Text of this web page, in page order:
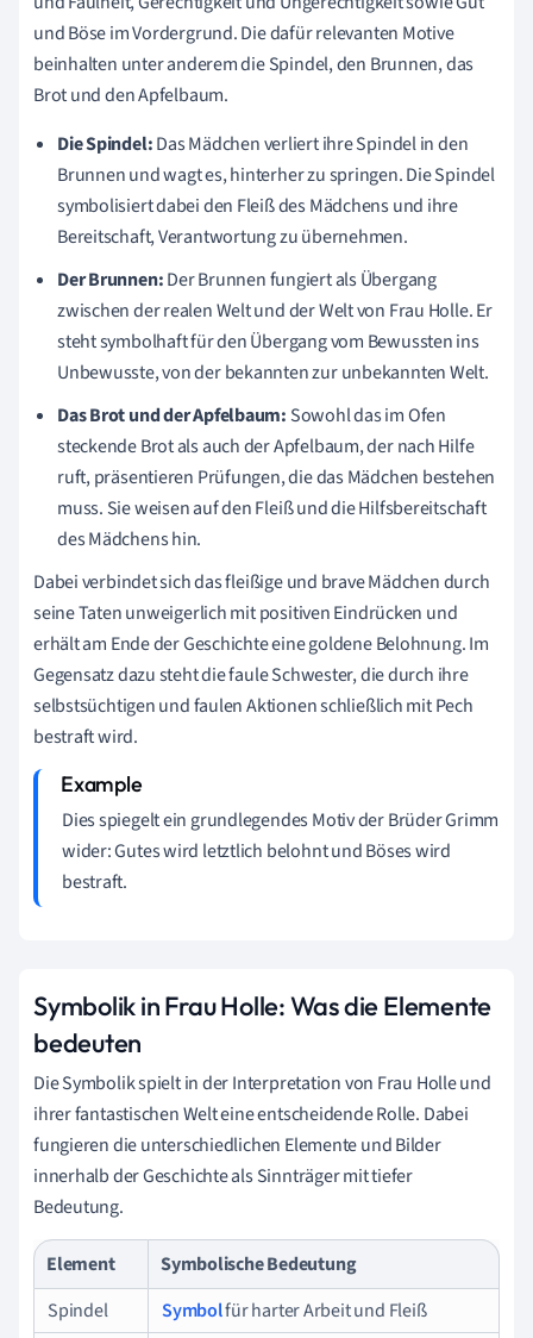
und Böse im Vordergrund. Die dafür relevanten Motive
beinhalten unter anderem die Spindel, den Brunnen, das
Brot und den Apfelbaum.
Die Spindel:Das Mädchen verliert ihre Spindel in den
Brunnen und wagt es, hinterher zu springen. Die Spindel
symbolisiert dabei den Fleiß des Mädchens und ihre
Bereitschaft, Verantwortung zu übernehmen.
Der Brunnen:Der Brunnen fungiert als Übergang
zwischen der realen Welt und der Welt von Frau Holle. Er
steht symbolhaft für den Übergang vom Bewussten ins
Unbewusste, von der bekannten zur unbekannten Welt.
Das Brot und der Apfelbaum: Sowohl das im Ofen
steckende Brot als auch der Apfelbaum, der nach Hilfe
ruft, präsentieren Prüfungen, die das Mädchen bestehen
muss. Sie weisen auf den Fleiß und die Hilfsbereitschaft
des Mädchens hin.
Dabei verbindet sich das fleißige und brave Mädchen durch
seine Taten unweigerlich mit positiven Eindrücken und
erhält am Ende der Geschichte eine goldene Belohnung. Im
Gegensatz dazu steht die faule Schwester, die durch ihre
selbstsüchtigen und faulen Aktionen schließlich mit Pech
bestraft wird.
Dies spiegelt ein grundlegendes Motiv der Brüder Grimm
wider: Gutes wird letztlich belohnt und Böses wird
bestraft.
Symbolik in Frau Holle: Was die Elemente
bedeuten
Die Symbolik spielt in der Interpretation von Frau Holle und
ihrer fantastischen Welt eine entscheidende Rolle. Dabei
fungieren die unterschiedlichen Elemente und Bilder
innerhalb der Geschichte als Sinnträger mit tiefer
Bedeutung.
Element
Symbolische Bedeutung
Spindel
Symbolfür harter Arbeit und Fleiß